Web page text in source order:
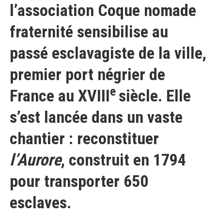
l’association Coque nomade
fraternité sensibilise au
passé esclavagiste de la ville,
premier port négrier de
France au XVIIIe siècle. Elle
s’est lancée dans un vaste
chantier : reconstituer
l’Aurore, construit en 1794
pour transporter 650
esclaves.